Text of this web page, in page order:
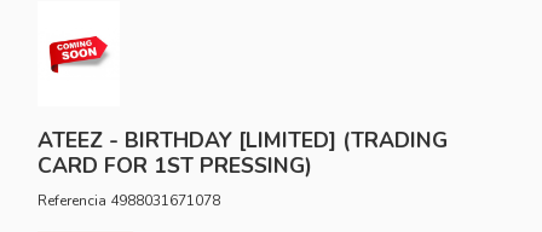
ATEEZ - BIRTHDAY [LIMITED] (TRADING
CARD FOR 1ST PRESSING)
Referencia 4988031671078